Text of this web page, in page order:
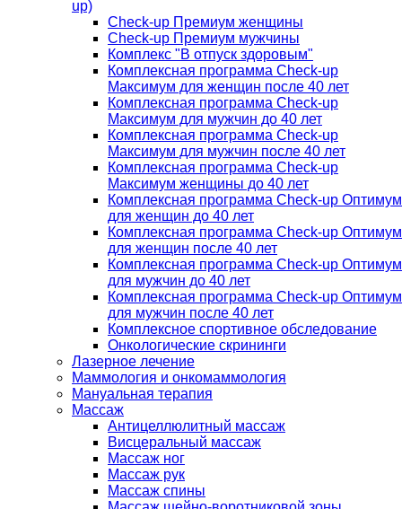
up)
Check-up Премиум женщины
Check-up Премиум мужчины
Комплекс "В отпуск здоровым"
Комплексная программа Check-up
Максимум для женщин после 40 лет
Комплексная программа Check-up
Максимум для мужчин до 40 лет
Комплексная программа Check-up
Максимум для мужчин после 40 лет
Комплексная программа Check-up
Максимум женщины до 40 лет
Комплексная программа Check-up Оптимум
для женщин до 40 лет
Комплексная программа Check-up Оптимум
для женщин после 40 лет
Комплексная программа Check-up Оптимум
для мужчин до 40 лет
Комплексная программа Check-up Оптимум
для мужчин после 40 лет
Комплексное спортивное обследование
Онкологические скрининги
Лазерное лечение
Маммология и онкомаммология
Мануальная терапия
Массаж
Антицеллюлитный массаж
Висцеральный массаж
Массаж ног
Массаж рук
Массаж спины